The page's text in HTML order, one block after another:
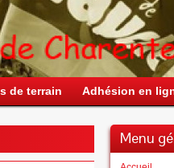
de terrain Adhésion en
Menu